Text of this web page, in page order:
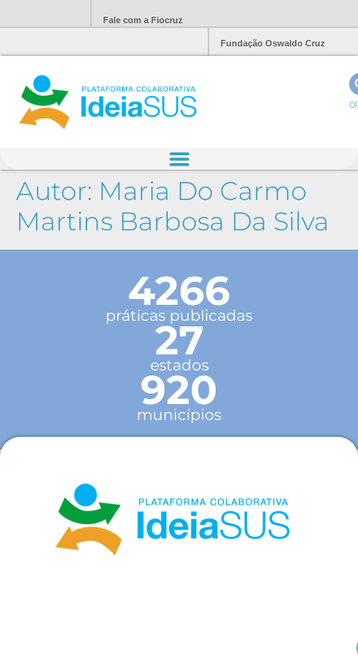
Fale com a Fiocruz
Fundação Oswaldo Cruz
Autor: Maria Do Carmo
Martins Barbosa Da Silva
4266
práticas publicadas
27
estados
920
municípios